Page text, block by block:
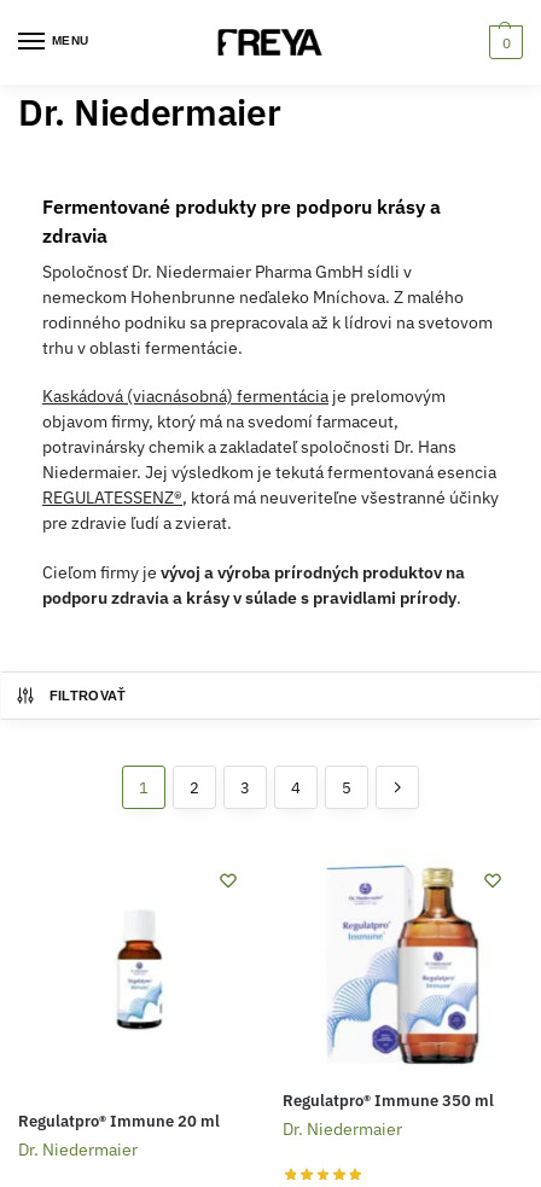
MENU 0
Dr. Niedermaier
Fermentované produkty pre podporu krásy a
zdravia
Spoločnosť Dr. Niedermaier Pharma GmbH sídli v
nemeckom Hohenbrunne neďaleko Mníchova. Z malého
rodinného podniku sa prepracovala až k lídrovi na svetovom
trhu v oblasti fermentácie.
Kaskádová (viacnásobná) fermentácia je prelomovým
objavom firmy, ktorý má na svedomí farmaceut,
potravinársky chemik a zakladateľ spoločnosti Dr. Hans
Niedermaier. Jej výsledkom je tekutá fermentovaná esencia
REGULATESSENZ®, ktorá má neuveriteľne všestranné účinky
pre zdravie ľudí a zvierat.
Cieľom firmy je vývoj a výroba prírodných produktov na
podporu zdravia a krásy v súlade s pravidlami prírody.
FILTROVAŤ
1 2 3 4 5
Regulatpro® Immune 20 ml
Dr. Niedermaier
Regulatpro® Immune 350 ml
Dr. Niedermaier